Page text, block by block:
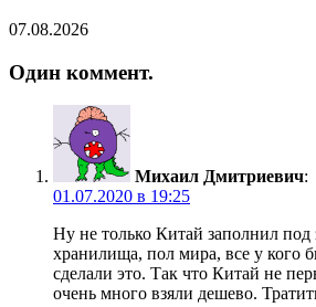
07.08.2026
Один коммент.
Михаил Дмитриевич:
01.07.2020 в 19:25
Ну не только Китай заполнил под
хранилища, пол мира, все у кого
сделали это. Так что Китай не
очень много взяли дешево.